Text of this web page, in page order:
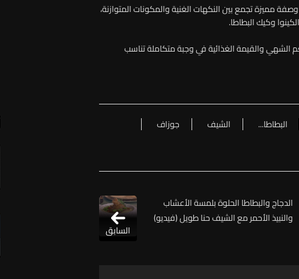
قدّم الشيف جوزاف منصور في هذه الحلقة من Catchy Talk وصفة مميزة تجمع بين النكهات الغنية والمكونات المتوازنة،
وكيك البطاطا.
الشهي والقيمة الغذائية في وجبة متكاملة تناسب
البطاطا... الشيف
جوزاف
الدجاج والبطاطا الحلوة بلمسة الأعشاب
والنبيذ الأحمر مع الشيف حنا طويل (فيديو)
السابق